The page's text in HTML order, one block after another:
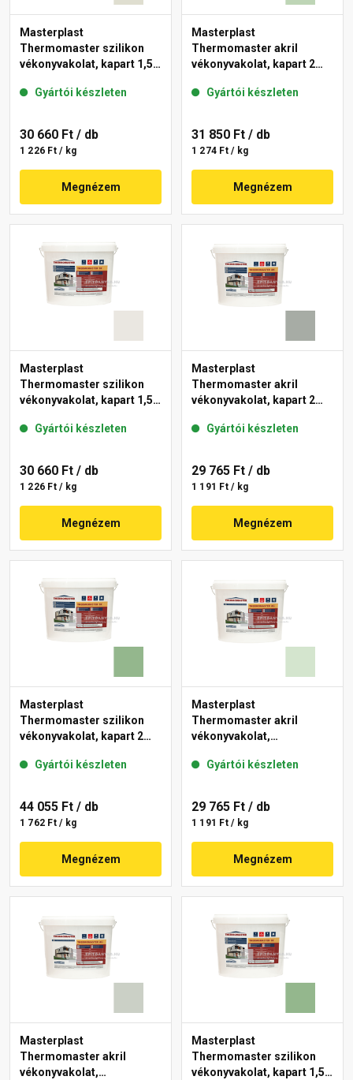
Masterplast
Thermomaster szilikon
vékonyvakolat, kapart 1,5
Gyártói készleten
30 660 Ft / db
1 226 Ft / kg
Megnézem
Masterplast
Thermomaster akril
vékonyvakolat, kapart 2
Gyártói készleten
31 850 Ft / db
1 274 Ft / kg
Megnézem
Masterplast
Thermomaster szilikon
vékonyvakolat, kapart 1,5
Gyártói készleten
30 660 Ft / db
1 226 Ft / kg
Megnézem
Masterplast
Thermomaster akril
vékonyvakolat, kapart 2
Gyártói készleten
29 765 Ft / db
1 191 Ft / kg
Megnézem
Masterplast
Thermomaster szilikon
vékonyvakolat, kapart 2
Gyártói készleten
44 055 Ft / db
1 762 Ft / kg
Megnézem
Masterplast
Thermomaster akril
vékonyvakolat,
41-E 25 kg
Gyártói készleten
29 765 Ft / db
1 191 Ft / kg
Megnézem
Masterplast
Thermomaster akril
vékonyvakolat,
Masterplast
Thermomaster szilikon
vékonyvakolat, kapart 1,5